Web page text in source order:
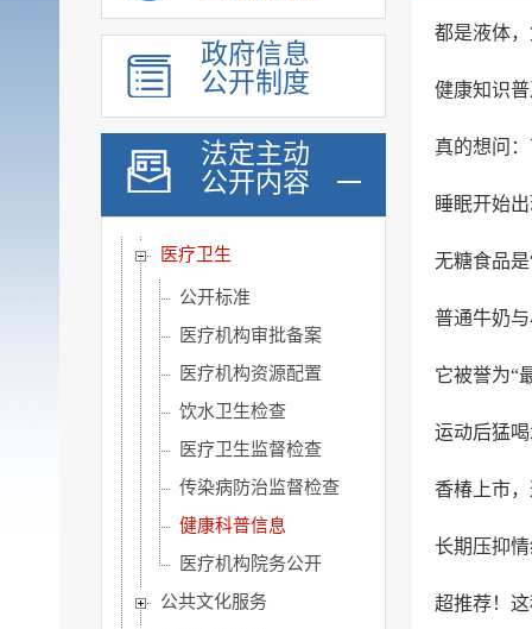
政府信息
公开制度
法定主动
公开内容
社会福利
社会保险
养老服务
稳岗就业
教育信息
医疗卫生
公开标准
医疗机构审批备案
医疗机构资源配置
饮水卫生检查
医疗卫生监督检查
传染病防治监督检查
健康科普信息
医疗机构院务公开
公共文化服务
都是液体
健康知识
真的想问
睡眠开始
无糖食品
普通牛奶
它被誉为“
运动后猛
香椿上市
长期压抑
超推荐！